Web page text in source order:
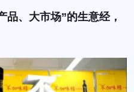
品、大市场”的生意经，